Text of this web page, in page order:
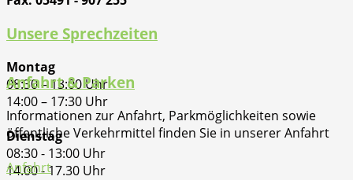
Unsere Sprechzeiten
Montag
08:30 – 13:00 Uhr
14:00 – 17:30 Uhr
Dienstag
08:30 - 13:00 Uhr
14.00 - 17.30 Uhr
Anfahrt & Parken
Informationen zur Anfahrt, Parkmöglichkeiten sowie
öffentliche Verkehrmittel finden Sie in unserer Anfahrt
Anfahrt